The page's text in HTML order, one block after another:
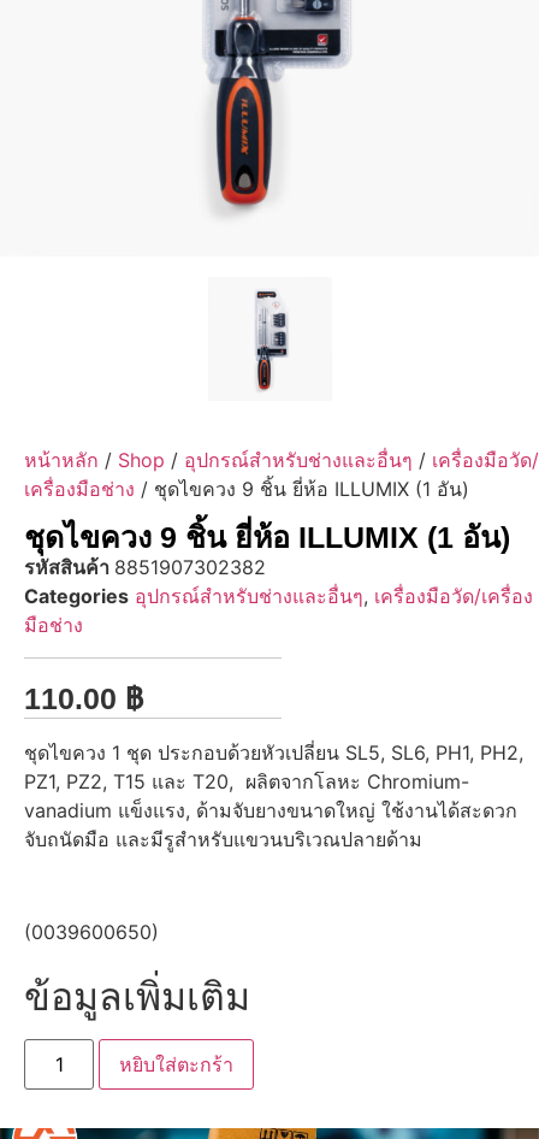
หน้าหลัก / Shop / อุปกรณ์สำหรับช่างและอื่นๆ / เครื่องมือวัด/
เครื่องมือช่าง / ชุดไขควง 9 ชิ้น ยี่ห้อ ILLUMIX (1 อัน)
ชุดไขควง 9 ชิ้น ยี่ห้อ ILLUMIX (1 อัน)
รหัสสินค้า 8851907302382
Categories อุปกรณ์สำหรับช่างและอื่นๆ, เครื่องมือวัด/เครื่อง
มือช่าง
110.00 ฿
ชุดไขควง 1 ชุด ประกอบด้วยหัวเปลี่ยน SL5, SL6, PH1, PH2,
PZ1, PZ2, T15 และ T20, ผลิตจากโลหะ Chromium-
vanadium แข็งแรง, ด้ามจับยางขนาดใหญ่ ใช้งานได้สะดวก
จับถนัดมือ และมีรูสำหรับแขวนบริเวณปลายด้าม
(0039600650)
ข้อมูลเพิ่มเติม
หยิบใส่ตะกร้า